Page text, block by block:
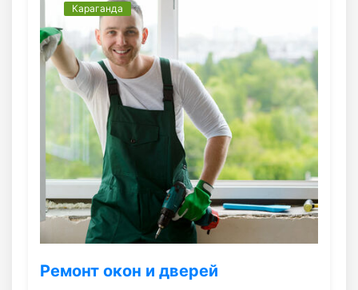
Караганда
Ремонт окон и дверей